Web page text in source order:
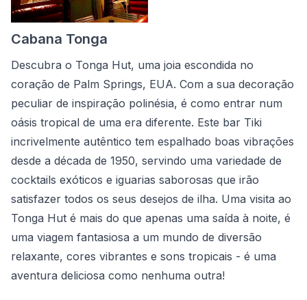
Cabana Tonga
Descubra o Tonga Hut, uma joia escondida no
coração de Palm Springs, EUA. Com a sua decoração
peculiar de inspiração polinésia, é como entrar num
oásis tropical de uma era diferente. Este bar Tiki
incrivelmente autêntico tem espalhado boas vibrações
desde a década de 1950, servindo uma variedade de
cocktails exóticos e iguarias saborosas que irão
satisfazer todos os seus desejos de ilha. Uma visita ao
Tonga Hut é mais do que apenas uma saída à noite, é
uma viagem fantasiosa a um mundo de diversão
relaxante, cores vibrantes e sons tropicais - é uma
aventura deliciosa como nenhuma outra!